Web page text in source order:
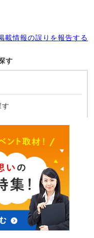
載情報の誤りを報告する
す